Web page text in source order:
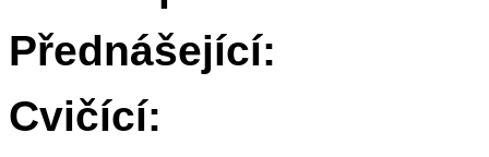
Přednášející:
Cvičící: